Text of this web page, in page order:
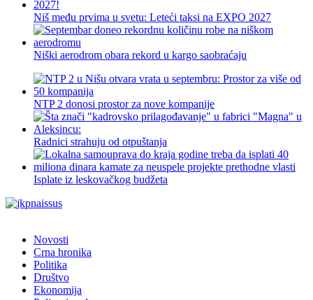
Niš među prvima u svetu: Leteći taksi na EXPO 2027
Niški aerodrom obara rekord u kargo saobraćaju
NTP 2 donosi prostor za nove kompanije
Radnici strahuju od otpuštanja
Isplate iz leskovačkog budžeta
Novosti
Crna hronika
Politika
Društvo
Ekonomija